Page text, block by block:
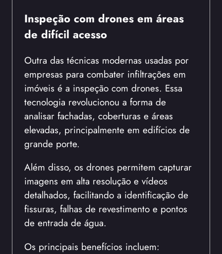
Inspeção com drones em áreas
de difícil acesso
Outra das técnicas modernas usadas por
empresas para combater infiltrações em
imóveis é a inspeção com drones. Essa
tecnologia revolucionou a forma de
analisar fachadas, coberturas e áreas
elevadas, principalmente em edifícios de
grande porte.
Além disso, os drones permitem capturar
imagens em alta resolução e vídeos
detalhados, facilitando a identificação de
fissuras, falhas de revestimento e pontos
de entrada de água.
Os principais benefícios incluem: